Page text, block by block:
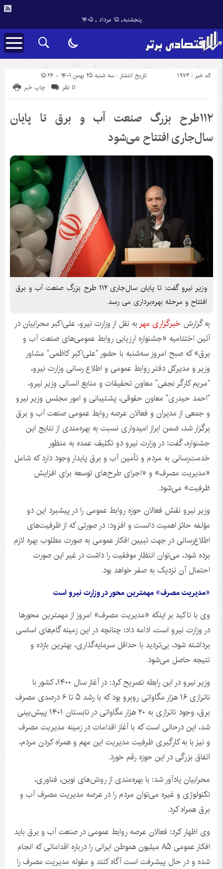
پنجشنبه, ۱۵ مرداد , ۱۴۰۵
تاریخ انتشار : سه شنبه ۲۵ بهمن ۱۴۰۱ - ۱۵:۲۶ کد خبر : 1974
چاپ خبر 0 نظر
۱۱۲طرح بزرگ صنعت آب و برق تا پایان
سال‌جاری افتتاح می‌شود
وزیر نیرو گفت: تا پایان سال‌جاری ۱۱۲ طرح بزرگ صنعت آب و برق
افتتاح و مرحله بهره‌برداری می رسد.
به گزارش خبرگزاری مهر به نقل از وزارت نیرو، علی‌اکبر محرابیان در
آئین اختتامیه «جشنواره ارزیابی روابط عمومی‌های صنعت آب و
برق» که صبح امروز سه‌شنبه با حضور “علی‌اکبر کاظمی” مشاور
وزیر و مدیرکل دفتر روابط عمومی و اطلاع رسانی وزارت نیرو،
“مریم کارگر نجفی” معاون تحقیقات و منابع انسانی وزیر نیرو،
“احمد حیدری” معاون حقوقی، پشتیبانی و امور مجلس وزیر نیرو
و جمعی از مدیران و فعالان عرصه روابط عمومی صنعت آب و برق
برگزار شد، ضمن ابراز امیدواری نسبت به بهره‌مندی از نتایج این
جشنواره، گفت: در وزارت نیرو دو تکلیف عمده به منظور
خدمت‌رسانی به مردم و تأمین آب و برق پایدار وجود دارد که شامل
«مدیریت مصرف» و «اجرای طرح‌های توسعه برای افزایش
ظرفیت» می‌شود.
وزیر نیرو نقش فعالان حوزه روابط عمومی را در پیشبرد این دو
مؤلفه حائز اهمیت دانست و افزود: در صورتی که از ظرفیت‌های
اطلاع‌رسانی در جهت تبیین افکار عمومی به صورت مطلوب بهره لازم
برده شود، می‌توان انتظار موفقیت را داشت در غیر این صورت
احتمال آن نزدیک به صفر خواهد بود.
«مدیریت مصرف» مهمترین محور در وزارت نیرو است
وی با تاکید بر اینکه «مدیریت مصرف» امروز از مهمترین محورها
در وزارت نیرو است، ادامه داد: چنانچه در این زمینه گام‌های اساسی
برداشته شود، بی‌تردید با حداقل سرمایه‌گذاری، بهترین بازده و
نتیجه حاصل می‌شود.
وزیر نیرو در این رابطه تصریح کرد: در آغاز سال ۱۴۰۰، کشور با
ناترازی
۱۶ هزار مگاواتی روبرو بود که با رشد ۵ تا ۶ درصدی مصرف
برق، وجود ناترازی
به ۲۰ هزار مگاواتی در تابستان ۱۴۰۱ پیش‌بینی
شد، ایندرحالیاست که با آغاز اقدامات در زمینه مدیریت مصرف
و نیز با بهکارگیری ظرفیت مدیریت این مهم و همراه کردن مردم،
اتفاق بزرگی در این حوزه رقم خورد.
محرابیان یادآور شد: با بهره‌مندی از روش‌های نوین، فناوری،
تکنولوژی و غیره می‌توان مردم را در عرصه مدیریت مصرف آب و
برق همراه کرد.
وی اظهار کرد: فعالان عرصه روابط عمومی در صنعت آب و برق باید
افکار عمومی ۸۵ میلیون هموطن ایرانی را درباره اقداماتی که انجام
شده و در حال پیشرفت است آگاه کنند و مقوله مدیریت مصرف را